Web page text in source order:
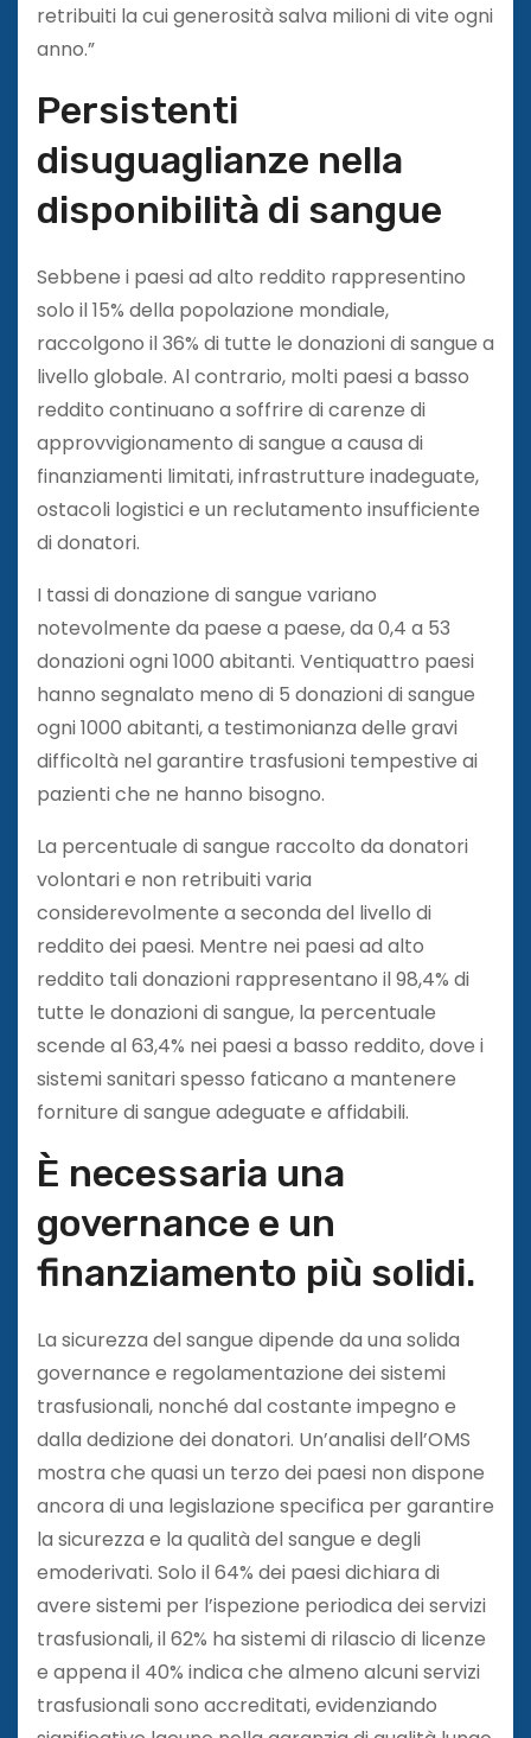
retribuiti la cui generosità salva milioni di vite ogni
anno.”
Persistenti
disuguaglianze nella
disponibilità di sangue
Sebbene i paesi ad alto reddito rappresentino
solo il 15% della popolazione mondiale,
raccolgono il 36% di tutte le donazioni di sangue a
livello globale. Al contrario, molti paesi a basso
reddito continuano a soffrire di carenze di
approvvigionamento di sangue a causa di
finanziamenti limitati, infrastrutture inadeguate,
ostacoli logistici e un reclutamento insufficiente
di donatori.
I tassi di donazione di sangue variano
notevolmente da paese a paese, da 0,4 a 53
donazioni ogni 1000 abitanti. Ventiquattro paesi
hanno segnalato meno di 5 donazioni di sangue
ogni 1000 abitanti, a testimonianza delle gravi
difficoltà nel garantire trasfusioni tempestive ai
pazienti che ne hanno bisogno.
La percentuale di sangue raccolto da donatori
volontari e non retribuiti varia
considerevolmente a seconda del livello di
reddito dei paesi. Mentre nei paesi ad alto
reddito tali donazioni rappresentano il 98,4% di
tutte le donazioni di sangue, la percentuale
scende al 63,4% nei paesi a basso reddito, dove i
sistemi sanitari spesso faticano a mantenere
forniture di sangue adeguate e affidabili.
È necessaria una
governance e un
finanziamento più solidi.
La sicurezza del sangue dipende da una solida
governance e regolamentazione dei sistemi
trasfusionali, nonché dal costante impegno e
dalla dedizione dei donatori. Un’analisi dell’OMS
mostra che quasi un terzo dei paesi non dispone
ancora di una legislazione specifica per garantire
la sicurezza e la qualità del sangue e degli
emoderivati. Solo il 64% dei paesi dichiara di
avere sistemi per l’ispezione periodica dei servizi
trasfusionali, il 62% ha sistemi di rilascio di licenze
e appena il 40% indica che almeno alcuni servizi
trasfusionali sono accreditati, evidenziando